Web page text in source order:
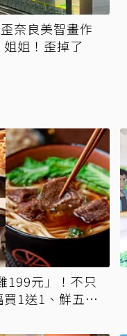
奈良美智畫作
姐！歪掉了
199元」！不只
1送1、鮮五丼